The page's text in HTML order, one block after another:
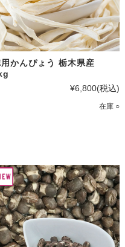
用かんぴょう 栃木県産
¥6,800(税込)
在庫 ○